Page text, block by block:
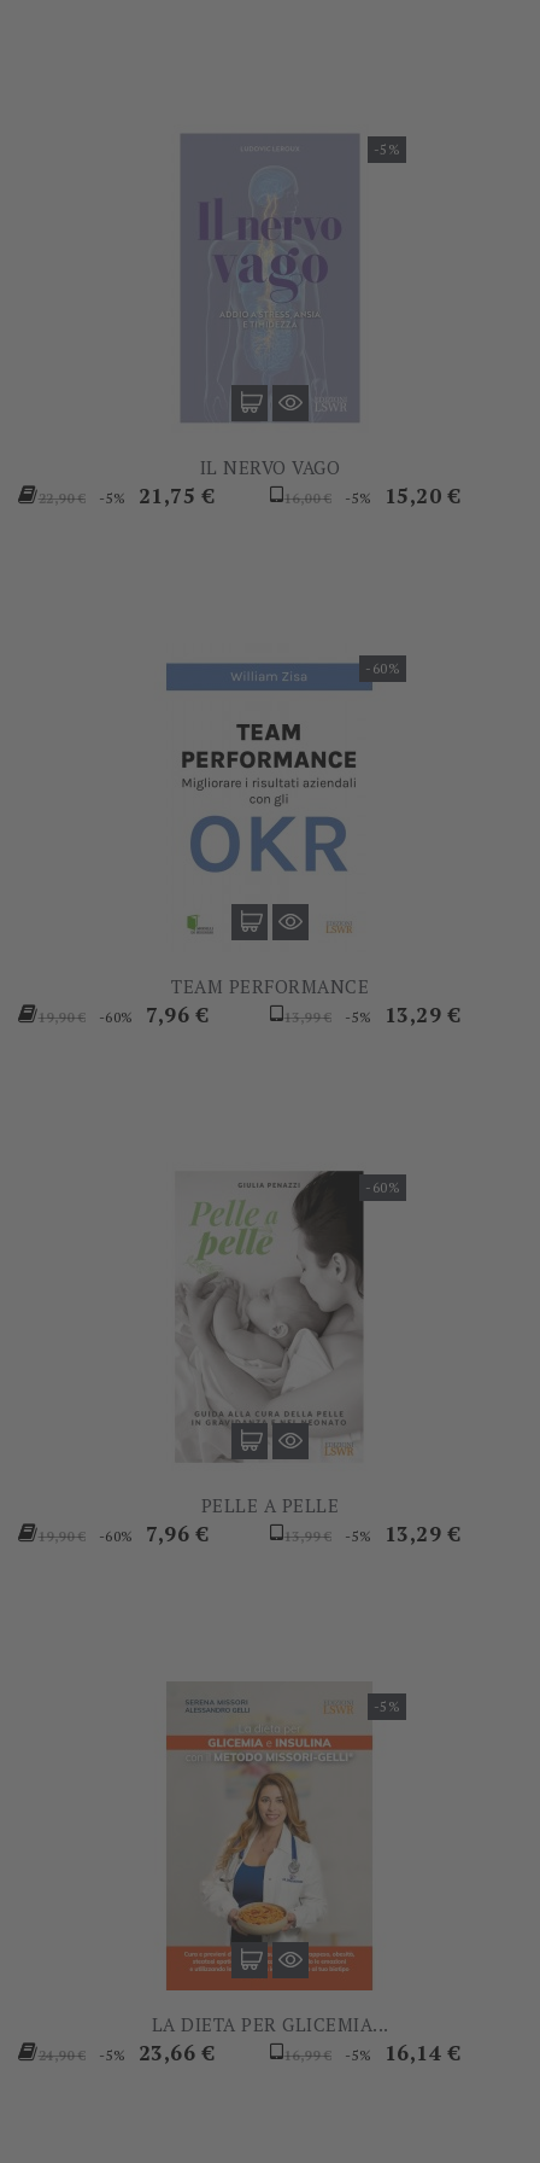
-5%
IL NERVO VAGO
Prezzo
22,90 € -5% Prezzo
21,75 €
Prezzo
16,00 € -5% Prezzo
15,20 €
-60%
TEAM PERFORMANCE
Prezzo
19,90 € -60% Prezzo
7,96 €
Prezzo
13,99 € -5% Prezzo
13,29 €
-60%
PELLE A PELLE
Prezzo
19,90 € -60% Prezzo
7,96 €
Prezzo
13,99 € -5% Prezzo
13,29 €
-5%
LA DIETA PER GLICEMIA...
Prezzo
24,90 € -5% Prezzo
23,66 €
Prezzo
16,99 € -5% Prezzo
16,14 €